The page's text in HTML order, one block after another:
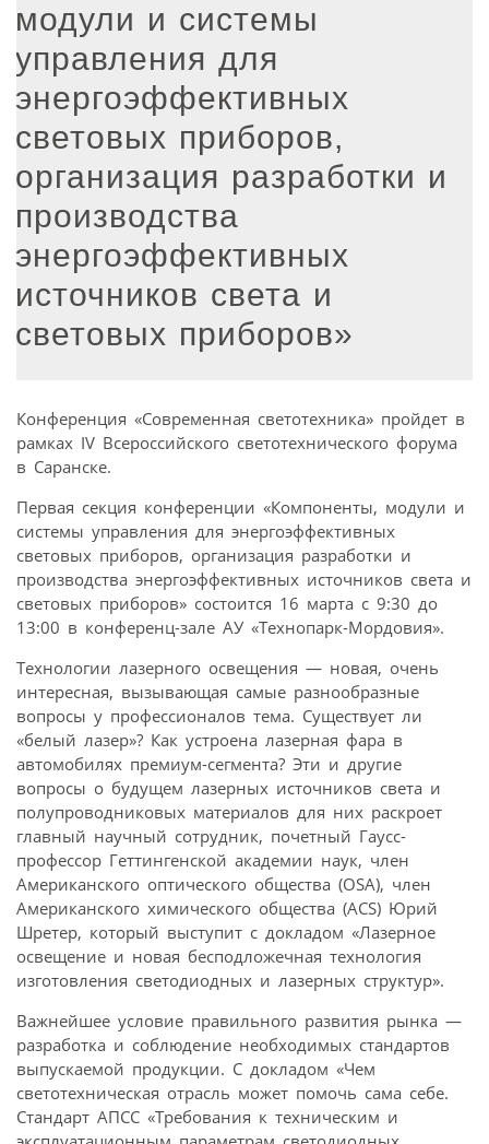
модули и системы
управления для
энергоэффективных
световых приборов,
организация разработки и
производства
энергоэффективных
источников света и
световых приборов»
Конференция «Современная светотехника» пройдет в
рамках IV Всероссийского светотехнического форума
в Саранске.
Первая секция конференции «Компоненты, модули и
системы управления для энергоэффективных
световых приборов, организация разработки и
производства энергоэффективных источников света и
световых приборов» состоится 16 марта с 9:30 до
13:00 в конференц-зале АУ «Технопарк-Мордовия».
Технологии лазерного освещения — новая, очень
интересная, вызывающая самые разнообразные
вопросы у профессионалов тема. Существует ли
«белый лазер»? Как устроена лазерная фара в
автомобилях премиум-сегмента? Эти и другие
вопросы о будущем лазерных источников света и
полупроводниковых материалов для них раскроет
главный научный сотрудник, почетный Гаусс-
профессор Геттингенской академии наук, член
Американского оптического общества (OSA), член
Американского химического общества (ACS) Юрий
Шретер, который выступит с докладом «Лазерное
освещение и новая бесподложечная технология
изготовления светодиодных и лазерных структур».
Важнейшее условие правильного развития рынка —
разработка и соблюдение необходимых стандартов
выпускаемой продукции. С докладом «Чем
светотехническая отрасль может помочь сама себе.
Стандарт АПСС «Требования к техническим и